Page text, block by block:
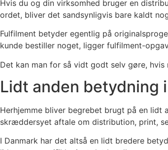
Hvis du og din virksomhed bruger en
ordet, bliver det sandsynligvis bare kaldt
Fulfilment betyder egentlig på
kunde bestiller noget, ligger fulfilment-
Det kan man for så vidt godt selv gøre,
Lidt anden betydning
Herhjemme bliver begrebet brugt på en lidt
skræddersyet aftale om distribution, print,
I Danmark har det altså en lidt bredere